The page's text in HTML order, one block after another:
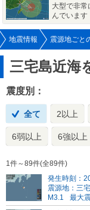
大型で非
んでいます
地震情報 震源地ごと
三宅島近海
震度別：
全て 2以上
6弱以上 6強以上
1件～89件(全89件)
発生時刻：
震源地：三
M3.1
最大